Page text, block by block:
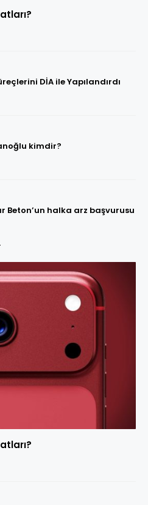
DİA ile Yapılandırdı
kimdir?
arz başvurusu